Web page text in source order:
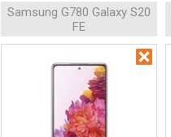
Samsung G780 Galaxy S20
FE